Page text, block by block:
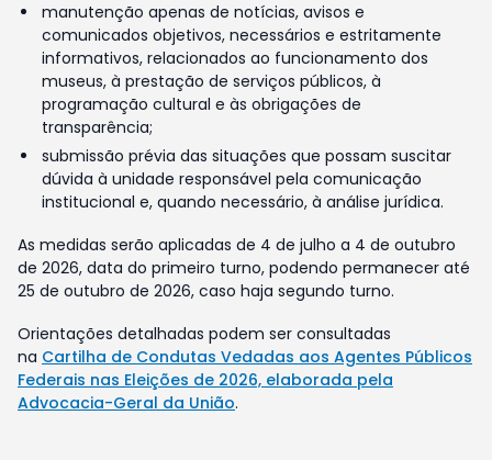
manutenção apenas de notícias, avisos e
comunicados objetivos, necessários e estritamente
informativos, relacionados ao funcionamento dos
museus, à prestação de serviços públicos, à
programação cultural e às obrigações de
transparência;
submissão prévia das situações que possam suscitar
dúvida à unidade responsável pela comunicação
institucional e, quando necessário, à análise jurídica.
As medidas serão aplicadas de 4 de julho a 4 de outubro
de 2026, data do primeiro turno, podendo permanecer até
25 de outubro de 2026, caso haja segundo turno.
Orientações detalhadas podem ser consultadas
na Cartilha de Condutas Vedadas aos Agentes Públicos
Federais nas Eleições de 2026, elaborada pela
Advocacia-Geral da União.